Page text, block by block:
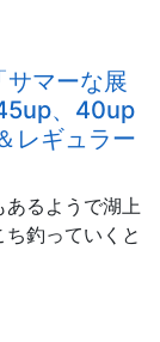
サマーな展
、40up
レギュラー
あるようで湖上
釣っていくと